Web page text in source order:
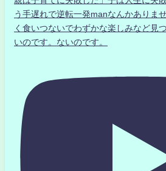
う手遅れで逆転一発manなんかありま
く食いつないでわずかな楽しみなど見
いのです。ないのです。